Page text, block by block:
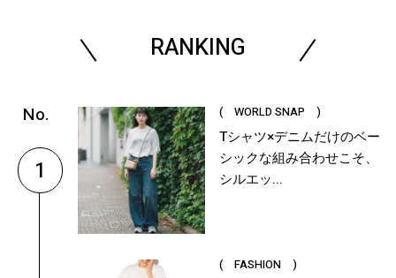
RANKING
1
( WORLD SNAP )
Tシャツ×デニムだけのベー
シックな組み合わせこそ、
シルエッ...
( FASHION )